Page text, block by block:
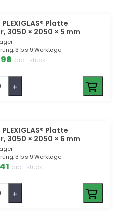
Platte
3050 × 2050 × 5 mm
3 bis 9 Werktage
pro 1 stück
+
Platte
3050 × 2050 × 6 mm
3 bis 9 Werktage
pro 1 stück
+